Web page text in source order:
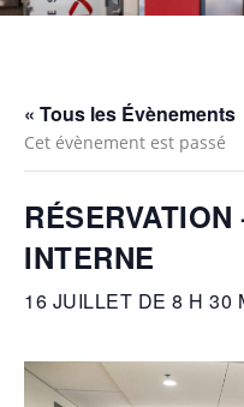
« Tous les Évènements
Cet évènement est passé
INTERNE
16 JUILLET DE 8 H 30